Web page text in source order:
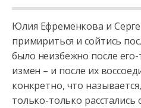
Юлия Ефременкова и
примириться и сойтись
было неизбежно после
измен – и после их
конкретно, что называется,
только-только